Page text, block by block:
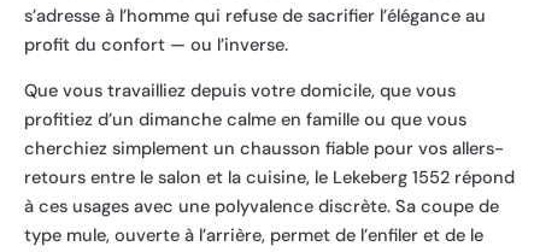
s’adresse à l’homme qui refuse de sacrifier l’élégance au
profit du confort — ou l’inverse.
Que vous travailliez depuis votre domicile, que vous
profitiez d’un dimanche calme en famille ou que vous
cherchiez simplement un chausson fiable pour vos allers-
retours entre le salon et la cuisine, le Lekeberg 1552 répond
à ces usages avec une polyvalence discrète. Sa coupe de
type mule, ouverte à l’arrière, permet de l’enfiler et de le